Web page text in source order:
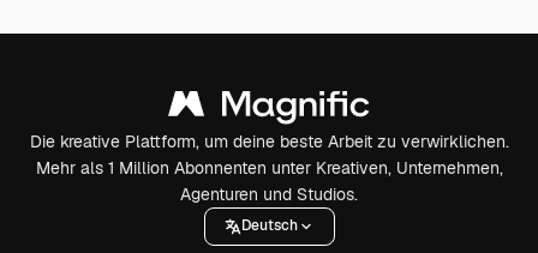
Die kreative Plattform, um deine beste Arbeit zu verwirklichen.
Mehr als 1 Million Abonnenten unter Kreativen, Unternehmen,
Agenturen und Studios.
Deutsch